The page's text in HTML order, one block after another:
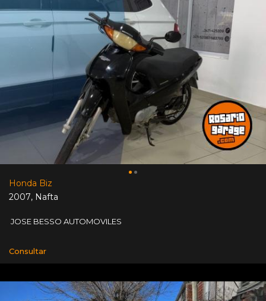
Honda Biz
2007, Nafta
JOSE BESSO AUTOMOVILES
Consultar